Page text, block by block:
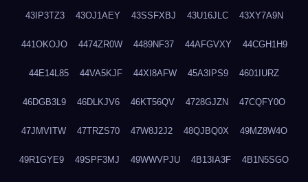
43IP3TZ3 43OJ1AEY 43SSFXBJ 43U16JLC 43XY7A9N
441OKOJO 4474ZR0W 4489NF37 44AFGVXY 44CGH1H9
44E14L85 44VA5KJF 44XI8AFW 45A3IPS9 4601IURZ
46DGB3L9 46DLKJV6 46KT56QV 4728GJZN 47CQFY0O
47JMVITW 47TRZS70 47W8J2J2 48QJBQ0X 49MZ8W4O
49R1GYE9 49SPF3MJ 49WWVPJU 4B13IA3F 4B1N5SGO